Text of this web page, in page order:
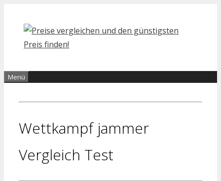
Inhalt
springen
Menü
Wettkampf jammer
Vergleich Test